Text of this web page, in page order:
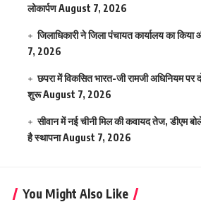
लोकार्पणAugust 7, 2026
जिलाधिकारी ने जिला पंचायत कार्यालय का किया
7, 2026
छपरा में विकसित भारत-जी रामजी अधिनियम पर
शुरूAugust 7, 2026
सीवान में नई चीनी मिल की कवायद तेज, डीएम
है स्थापनाAugust 7, 2026
You Might Also Like